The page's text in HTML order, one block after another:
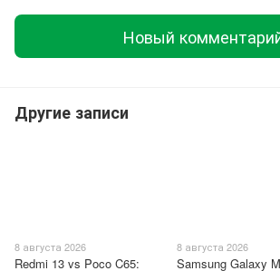
Новый
Другие записи
8 августа 2026
Redmi 13 vs Poco C65:
8 августа 2026
Samsung Galaxy